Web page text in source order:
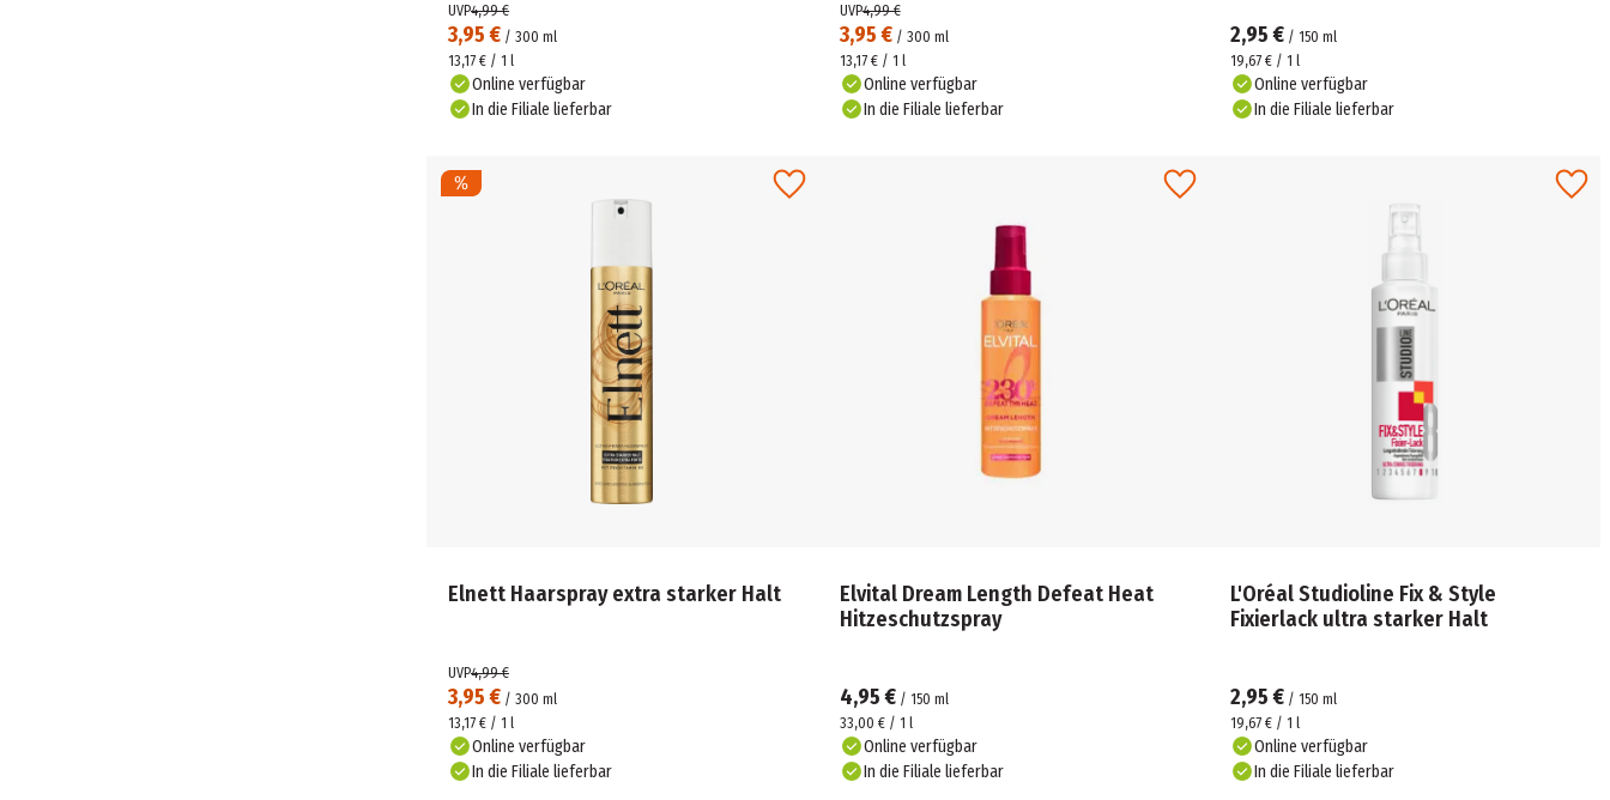
3,95 € / 300 ml
UVP4,99 €
13,17 € / 1 l
Online verfügbar
In die Filiale lieferbar
3,95 €/ 300 ml
UVP4,99 €
13,17 € / 1 l
Online verfügbar
In die Filiale lieferbar
2,95 € / 150 ml
19,67 € / 1 l
Online verfügbar
In die Filiale lieferbar
Elnett Haarspray extra starker Halt
3,95 € / 300 ml
UVP4,99 €
13,17 € / 1 l
Online verfügbar
In die Filiale lieferbar
Elvital Dream Length Defeat Heat
Hitzeschutzspray
4,95 €/ 150 ml
33,00 € / 1 l
Online verfügbar
In die Filiale lieferbar
L'Oréal Studioline Fix & Style
Fixierlack ultra starker Halt
2,95 € / 150 ml
19,67 € / 1 l
Online verfügbar
In die Filiale lieferbar